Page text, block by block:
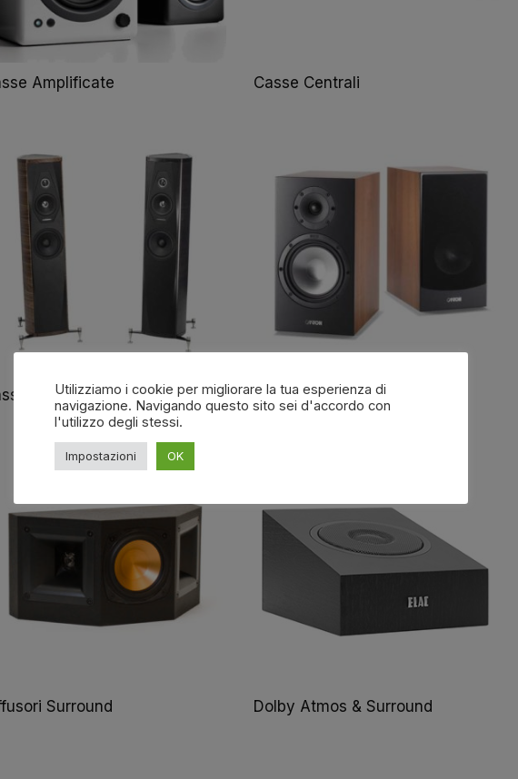
Amplificate Casse Centrali
da Pavimento Casse da Scaffale
Surround Dolby Atmos & Surround
Utilizziamo i cookie per migliorare la tua esperienza di
navigazione. Navigando questo sito sei d'accordo con
l'utilizzo degli stessi.
Impostazioni OK